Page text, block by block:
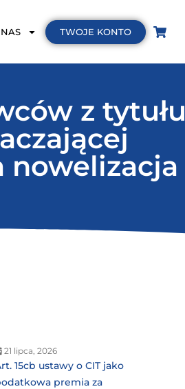
TWOJE KONTO
z tytułu
nowelizacja
21 lipca, 2026
15cb ustawy o CIT jako
premia za